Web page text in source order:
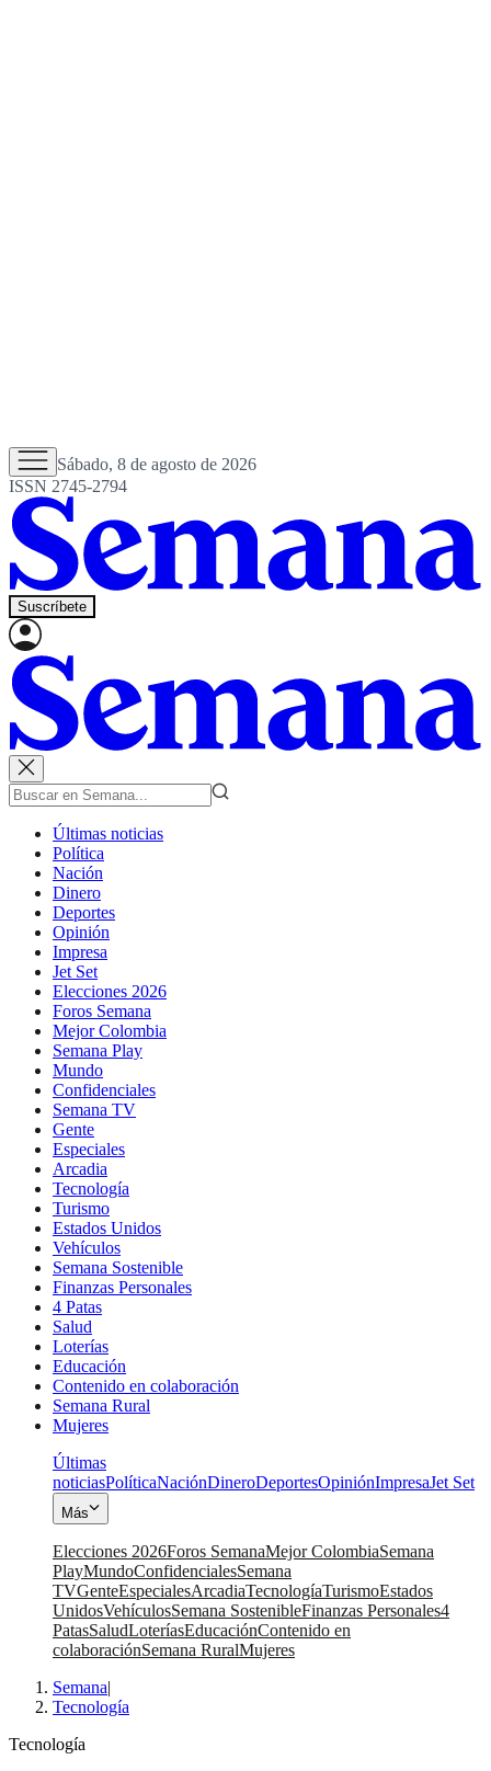
Sábado, 8 de agosto de 2026
ISSN 2745-2794
Suscríbete
Últimas noticias
Política
Nación
Dinero
Deportes
Opinión
Impresa
Jet Set
Elecciones 2026
Foros Semana
Mejor Colombia
Semana Play
Mundo
Confidenciales
Semana TV
Gente
Especiales
Arcadia
Tecnología
Turismo
Estados Unidos
Vehículos
Semana Sostenible
Finanzas Personales
4 Patas
Salud
Loterías
Educación
Contenido en colaboración
Semana Rural
Mujeres
Últimas
noticiasPolíticaNaciónDineroDeportesOpiniónImpresaJet Set
Más
Elecciones 2026Foros SemanaMejor ColombiaSemana
PlayMundoConfidencialesSemana
TVGenteEspecialesArcadiaTecnologíaTurismoEstados
UnidosVehículosSemana SostenibleFinanzas Personales4
PatasSaludLoteríasEducaciónContenido en
colaboraciónSemana RuralMujeres
Semana|
Tecnología
Tecnología